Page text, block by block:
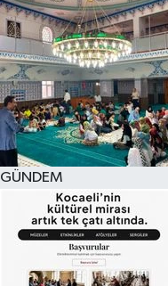
GÜNDEM
Trafik Durumu
Süper Lig Puan
Tüm Manşetler
Son Dakika
Haber Arşivi